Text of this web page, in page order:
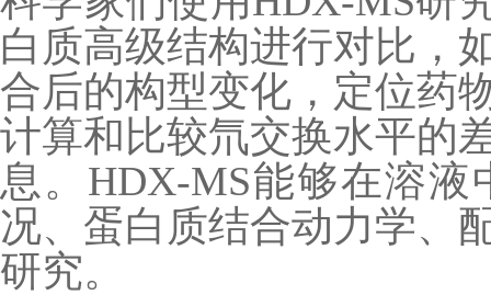
白质高级结构进行对比，
合后的构型变化，定位药
计算和比较氘交换水平的
息。HDX-MS能够在溶
况、蛋白质结合动力学、
研究。